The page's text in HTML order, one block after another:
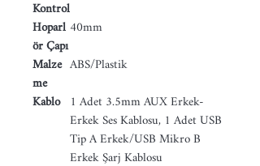
Kontrol
Hoparl
ör Çapı
40mm
Malze
me
ABS/Plastik
Kablo 1 Adet 3.5mm AUX Erkek-
Erkek Ses Kablosu, 1 Adet USB
Tip A Erkek/USB Mikro B
Erkek Şarj Kablosu